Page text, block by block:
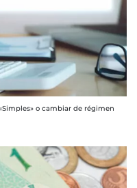
o cambiar de régimen